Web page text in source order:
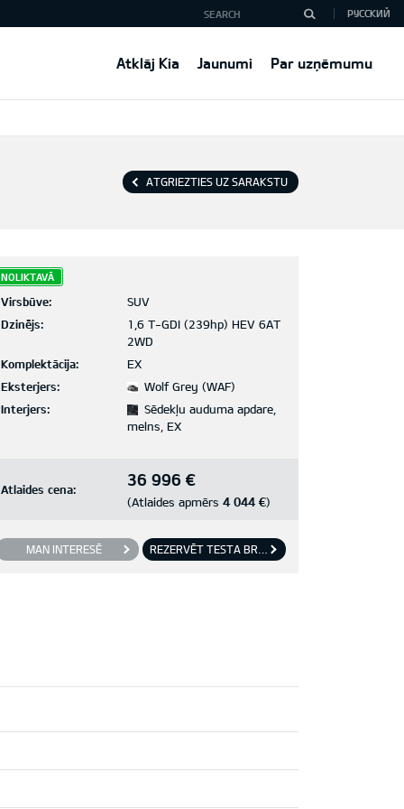
Atklāj Kia Jaunumi Par uzņēmumu
РУССКИЙ
ATGRIEZTIES UZ SARAKSTU
NOLIKTAVĀ
Virsbūve:
SUV
Dzinējs:
1,6 T-GDI (239hp) HEV 6AT
2WD
Komplektācija:
EX
Eksterjers:
Wolf Grey (WAF)
Interjers:
Sēdekļu auduma apdare,
melns, EX
Atlaides cena: 36 996 €
(Atlaides apmērs 4 044 €)
MAN INTERESĒ REZERVĒT TESTA BRAUCIENU